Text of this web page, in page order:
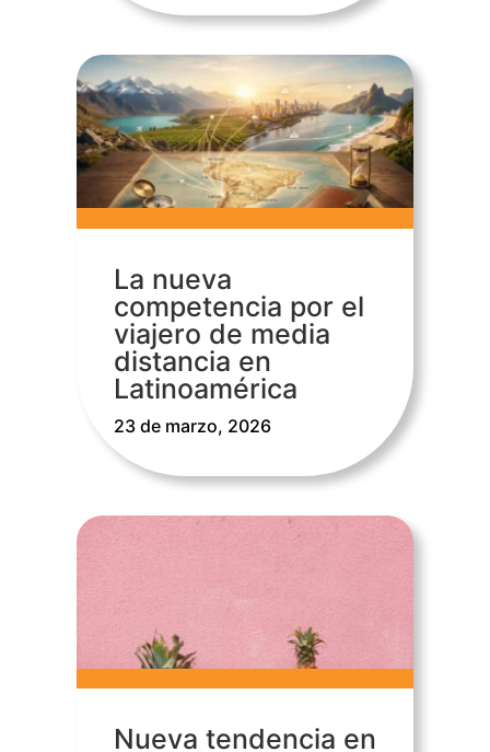
La nueva
competencia por el
viajero de media
distancia en
Latinoamérica
23 de marzo, 2026
Nueva tendencia en